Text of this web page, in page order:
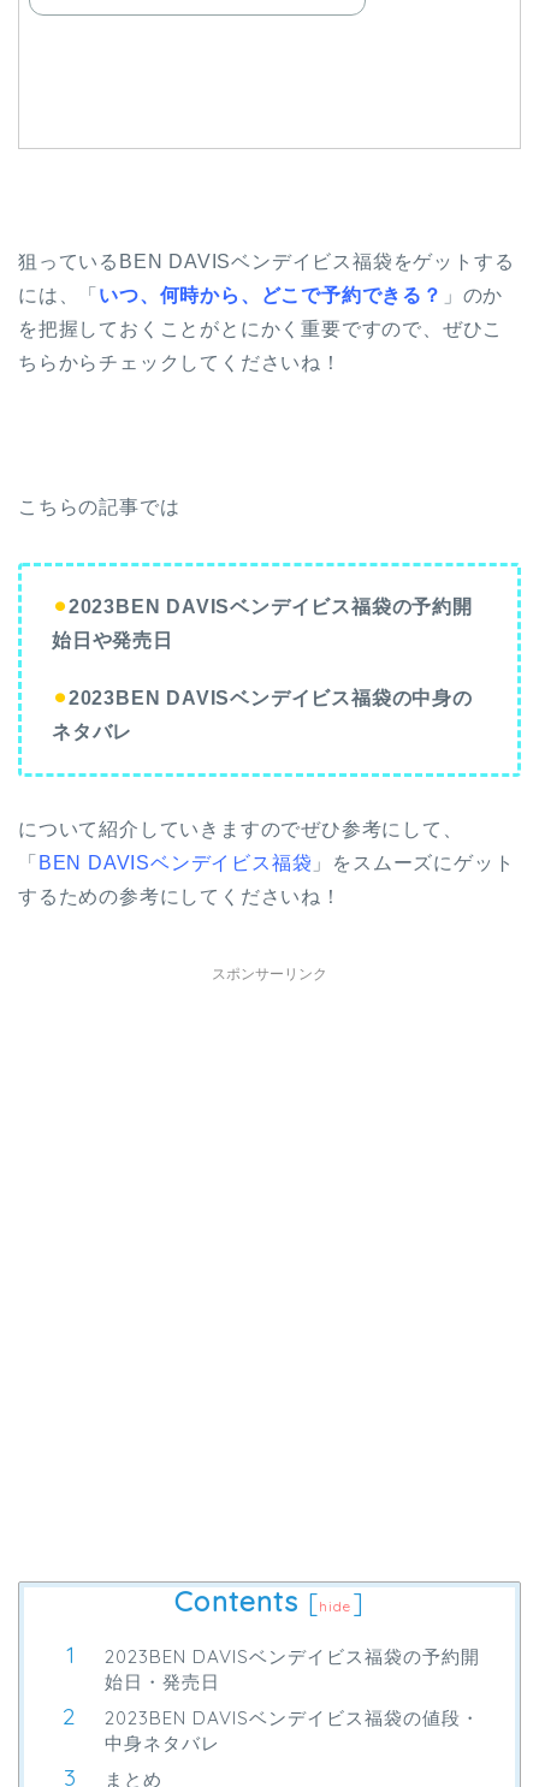
狙っているBEN DAVISベンデイビス福袋をゲットする
には、「 いつ、何時から、どこで予約できる？ 」のか
を把握しておくことがとにかく重要ですので、ぜひこ
ちらからチェックしてくださいね！
こちらの記事では
⚫︎2023BEN DAVISベンデイビス福袋の予約開
始日や発売日
⚫︎2023BEN DAVISベンデイビス福袋の中身の
ネタバレ
について紹介していきますのでぜひ参考にして、
「 BEN DAVISベンデイビス福袋 」をスムーズにゲット
するための参考にしてくださいね！
スポンサーリンク
Contents [hide ]
2023BEN DAVISベンデイビス福袋の予約開
始日・発売日
2023BEN DAVISベンデイビス福袋の値段・
中身ネタバレ
まとめ